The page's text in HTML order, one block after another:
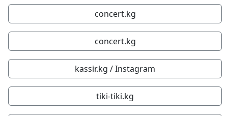
concert.kg
concert.kg
kassir.kg / Instagram
tiki-tiki.kg